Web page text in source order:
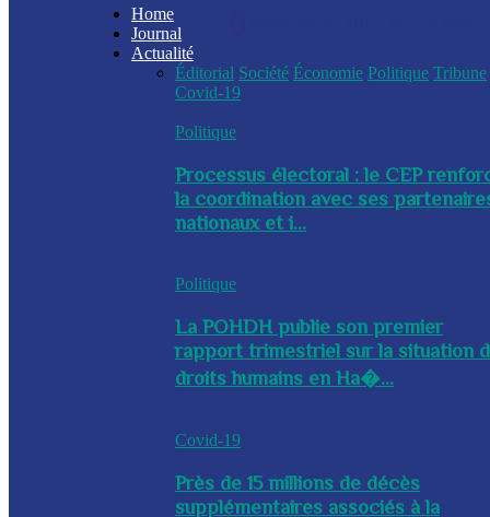
Home
Journal
Actualité
Éditorial Société Économie Politique Tribune
Covid-19
Politique
Processus électoral : le CEP
la coordination avec ses
nationaux et i...
Politique
La POHDH publie son premier
rapport trimestriel sur la situation
droits humains en Ha�...
Covid-19
Près de 15 millions de décès
supplémentaires associés à la